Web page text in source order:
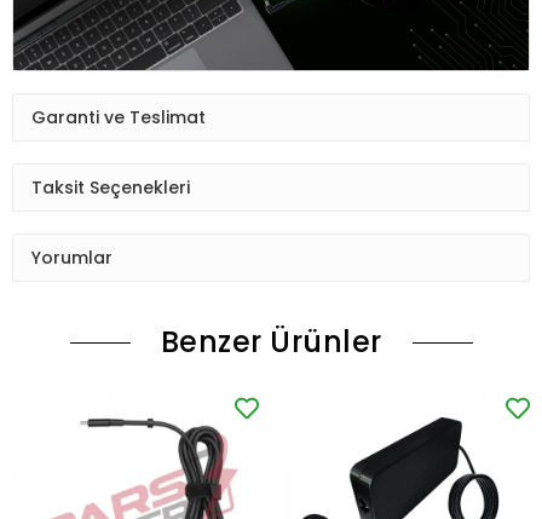
Garanti ve Teslimat
Taksit Seçenekleri
Yorumlar
Benzer Ürünler